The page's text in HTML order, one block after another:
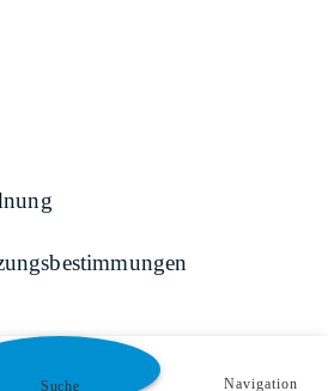
Suche Navigation